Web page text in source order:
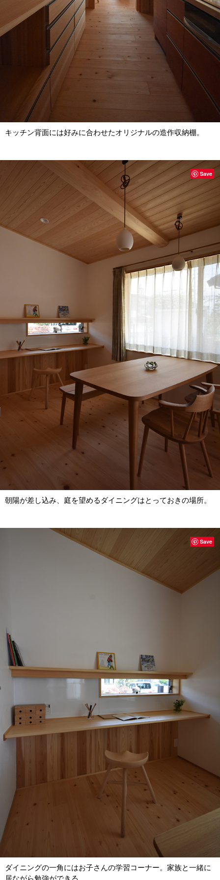
キッチン背面には好みに合わせたオリジナルの造作収納棚。
朝陽が差し込み、庭を望めるダイニングはとっておきの場所。
Save
ダイニングの一角にはお子さんの学習コーナー。家族と一緒に
居ながら勉強ができる。
Save